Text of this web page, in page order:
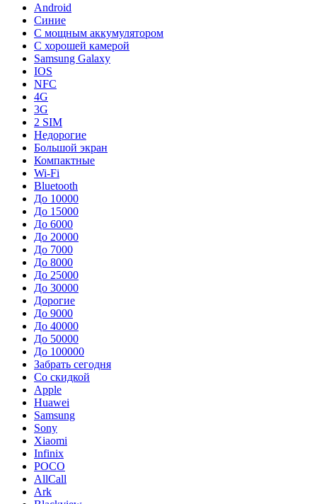
Android
Синие
С мощным аккумулятором
С хорошей камерой
Samsung Galaxy
IOS
NFC
4G
3G
2 SIM
Недорогие
Большой экран
Компактные
Wi-Fi
Bluetooth
До 10000
До 15000
До 6000
До 20000
До 7000
До 8000
До 25000
До 30000
Дорогие
До 9000
До 40000
До 50000
До 100000
Забрать сегодня
Со скидкой
Apple
Huawei
Samsung
Sony
Xiaomi
Infinix
POCO
AllCall
Ark